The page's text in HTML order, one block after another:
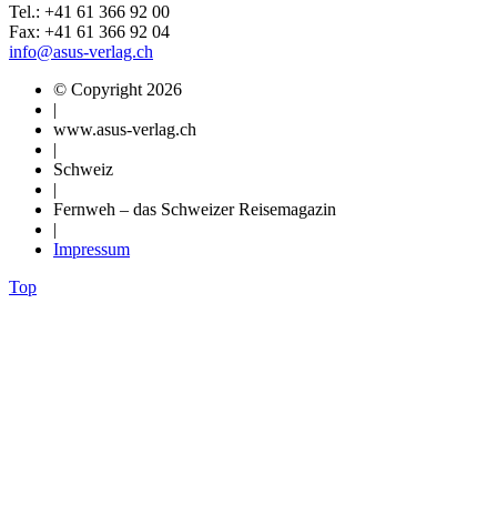
Tel.: +41 61 366 92 00
Fax: +41 61 366 92 04
info@asus-verlag.ch
© Copyright 2026
|
www.asus-verlag.ch
|
Schweiz
|
Fernweh – das Schweizer Reisemagazin
|
Impressum
Top